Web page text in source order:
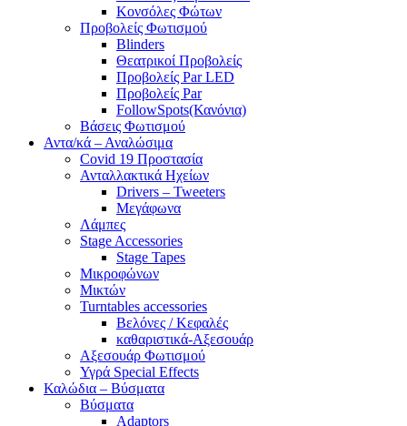
Κονσόλες Φώτων
Προβολείς Φωτισμού
Blinders
Θεατρικοί Προβολείς
Προβολείς Par LED
Προβολείς Par
FollowSpots(Κανόνια)
Βάσεις Φωτισμού
Αντα/κά – Αναλώσιμα
Covid 19 Προστασία
Ανταλλακτικά Ηχείων
Drivers – Tweeters
Μεγάφωνα
Λάμπες
Stage Accessories
Stage Tapes
Μικροφώνων
Μικτών
Turntables accessories
Βελόνες / Κεφαλές
καθαριστικά-Αξεσουάρ
Αξεσουάρ Φωτισμού
Υγρά Special Effects
Καλώδια – Βύσματα
Βύσματα
Adaptors